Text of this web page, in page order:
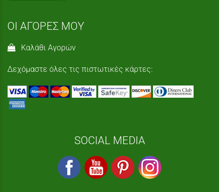
ΟΙ ΑΓΟΡΕΣ ΜΟΥ
Καλάθι Αγορών
Δεχόμαστε όλες τις πιστωτικές κάρτες:
SOCIAL MEDIA